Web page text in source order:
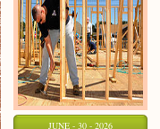
JUNE - 30 - 2026